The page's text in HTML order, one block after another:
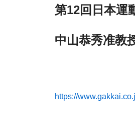
第12回日本運
中山恭秀准教
https://